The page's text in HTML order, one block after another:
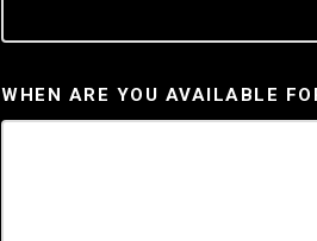
WHEN ARE YOU AVAILABLE